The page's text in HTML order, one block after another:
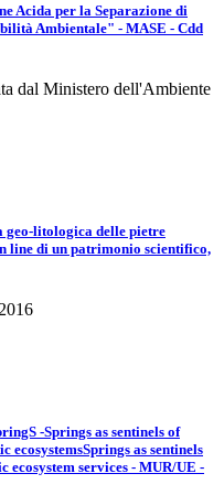
Acida per la Separazione di
Ambientale" - MASE - Cdd
dal Ministero dell'Ambiente
litologica delle pietre
line di un patrimonio scientifico,
-Springs as sentinels of
ecosystemsSprings as sentinels
services - MUR/UE -